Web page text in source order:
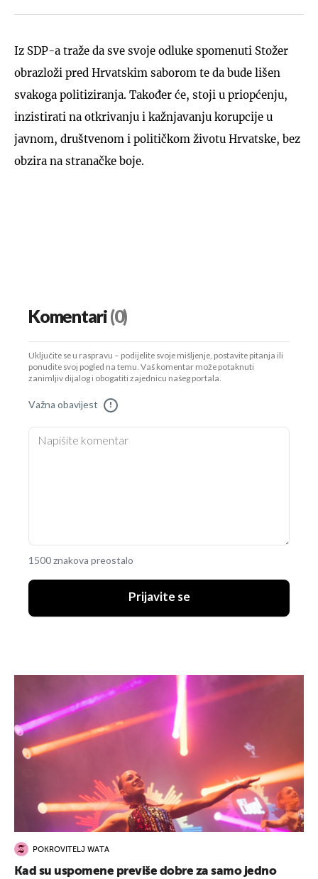
Iz SDP-a traže da sve svoje odluke spomenuti Stožer
obrazloži pred Hrvatskim saborom te da bude lišen
svakoga politiziranja. Također će, stoji u priopćenju,
inzistirati na otkrivanju i kažnjavanju korupcije u
javnom, društvenom i političkom životu Hrvatske, bez
obzira na stranačke boje.
Komentari(0)
Uključite se u raspravu – podijelite svoje mišljenje, postavite pitanja ili
ponudite svoj pogled na temu. Vaš komentar može potaknuti
zanimljiv dijalog i obogatiti zajednicu našeg portala.
Važna obavijest !
1500 znakova preostalo
Prijavite se
POKROVITELJ WATA
Kad su uspomene previše dobre za samo jedno